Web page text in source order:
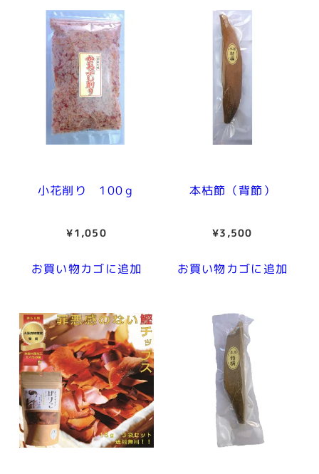
小花削り 100ｇ
¥1,050
お買い物カゴに追加
本枯節（背節）
¥3,500
お買い物カゴに追加